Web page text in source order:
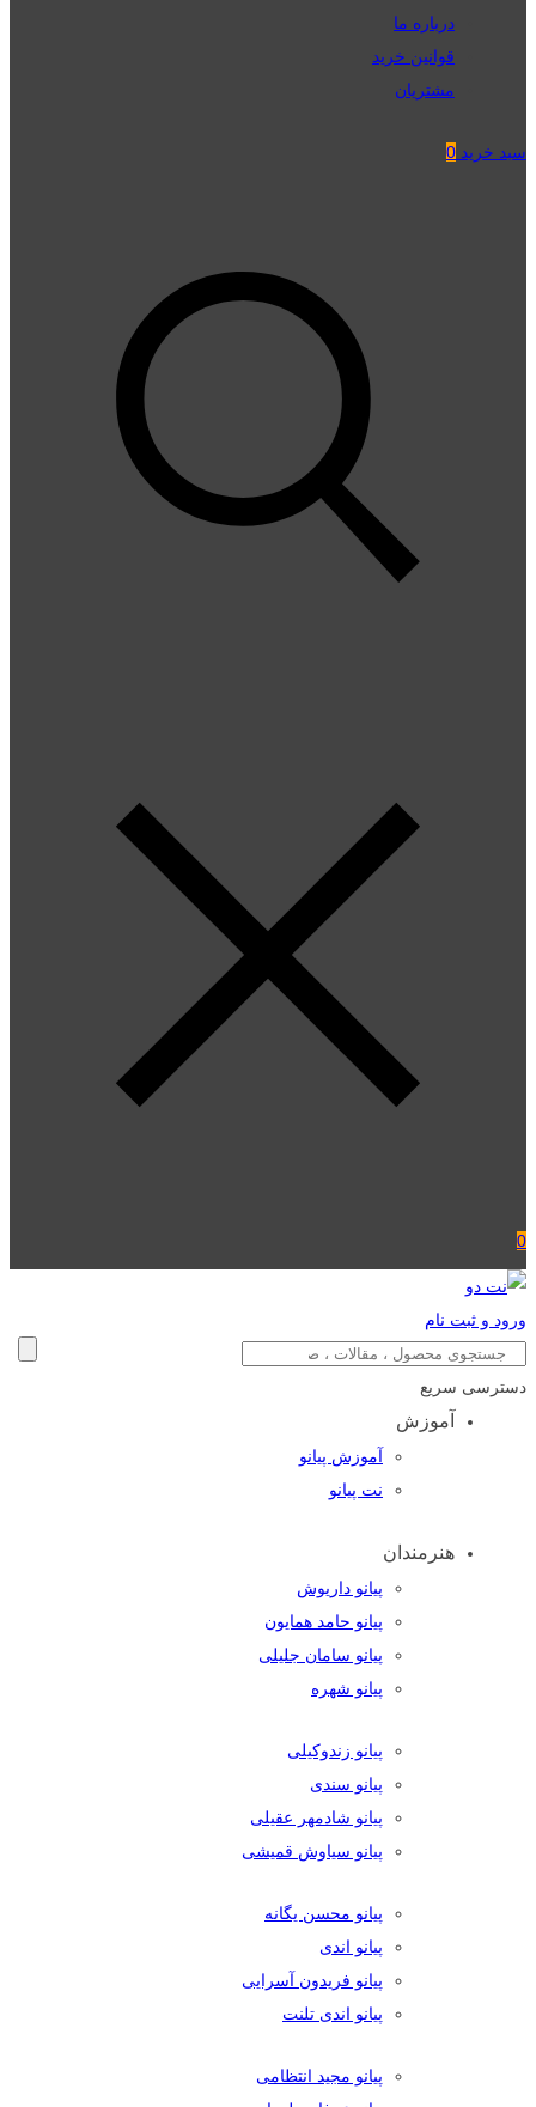
درباره ما
قوانین خرید
مشتریان
سبد خرید 0
0
ورود و ثبت نام
دسترسی سریع
آموزش
آموزش پیانو
نت پیانو
هنرمندان
پیانو داریوش
پیانو حامد همایون
پیانو سامان جلیلی
پیانو شهره
پیانو زندوکیلی
پیانو سندی
پیانو شادمهر عقیلی
پیانو سیاوش قمیشی
پیانو محسن یگانه
پیانو اندی
پیانو فریدون آسرایی
پیانو اندی تلنت
پیانو مجید انتظامی